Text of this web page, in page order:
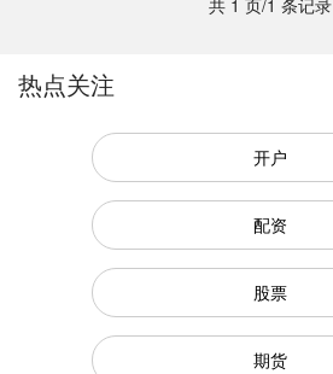
热点关注
开户
配资
股票
期货